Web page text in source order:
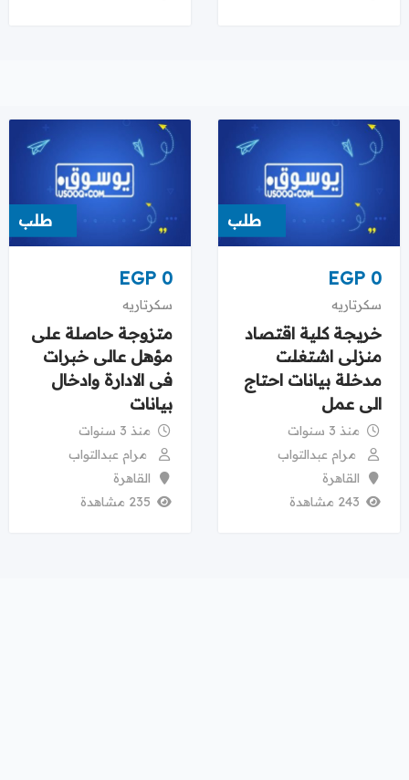
طلب
EGP 0
سكرتاريه
خريجة كلية اقتصاد
منزلى اشتغلت
مدخلة بيانات احتاج
الى عمل
منذ 3 سنوات
مرام عبدالتواب
القاهرة
243 مشاهدة
طلب
EGP 0
سكرتاريه
متزوجة حاصلة على
مؤهل عالى خبرات
فى الادارة وادخال
بيانات
منذ 3 سنوات
مرام عبدالتواب
القاهرة
235 مشاهدة